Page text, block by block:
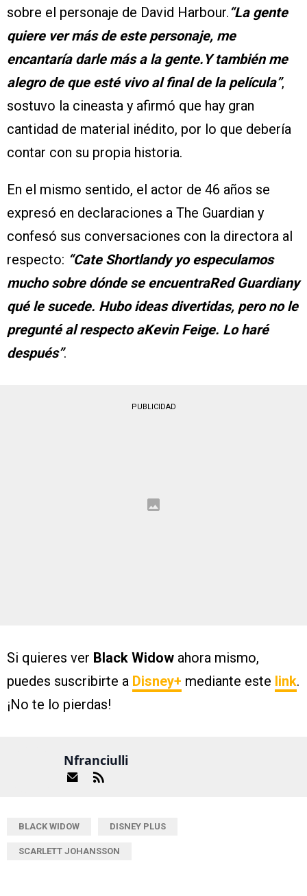
sobre el personaje de David Harbour.“La gente
quiere ver más de este personaje, me
encantaría darle más a la gente.Y también me
alegro de que esté vivo al final de la película”,
sostuvo la cineasta y afirmó que hay gran
cantidad de material inédito, por lo que debería
contar con su propia historia.
En el mismo sentido, el actor de 46 años se
expresó en declaraciones a The Guardian y
confesó sus conversaciones con la directora al
respecto: “Cate Shortlandy yo especulamos
mucho sobre dónde se encuentraRed Guardiany
qué le sucede. Hubo ideas divertidas, pero no le
pregunté al respecto aKevin Feige. Lo haré
después”.
PUBLICIDAD
Si quieres ver Black Widow ahora mismo,
puedes suscribirte a Disney+ mediante este link.
¡No te lo pierdas!
Nfranciulli
BLACK WIDOW DISNEY PLUS
SCARLETT JOHANSSON